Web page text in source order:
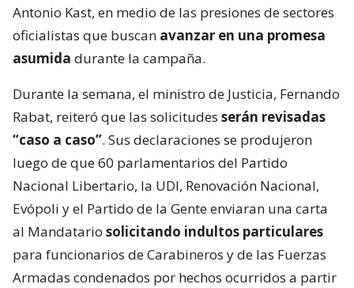
Antonio Kast, en medio de las presiones de sectores
oficialistas que buscan avanzar en una promesa
asumida durante la campaña.
Durante la semana, el ministro de Justicia, Fernando
Rabat, reiteró que las solicitudes serán revisadas
“caso a caso”. Sus declaraciones se produjeron
luego de que 60 parlamentarios del Partido
Nacional Libertario, la UDI, Renovación Nacional,
Evópoli y el Partido de la Gente enviaran una carta
al Mandatario solicitando indultos particulares
para funcionarios de Carabineros y de las Fuerzas
Armadas condenados por hechos ocurridos a partir